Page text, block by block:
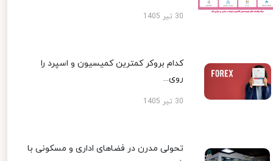
30 تیر 1405
کدام بروکر کمترین کمیسیون و اسپرد را
روی...
30 تیر 1405
تحولی مدرن در فضاهای اداری و مسکونی با